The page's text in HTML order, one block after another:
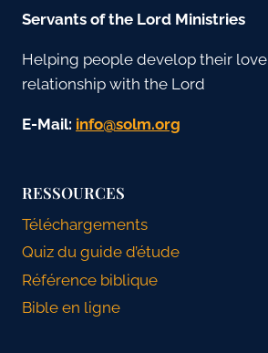
Servants of the Lord Ministries
Helping people develop their love
relationship with the Lord
E-Mail: gro.mlos@ofni
RESSOURCES
Téléchargements
Quiz du guide d’étude
Référence biblique
Bible en ligne